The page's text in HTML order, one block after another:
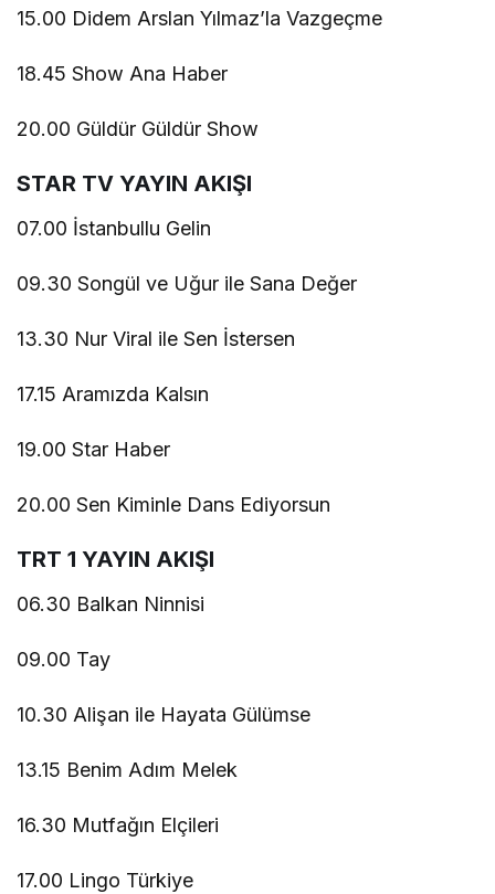
15.00 Didem Arslan Yılmaz’la Vazgeçme
18.45 Show Ana Haber
20.00 Güldür Güldür Show
STAR TV YAYIN AKIŞI
07.00 İstanbullu Gelin
09.30 Songül ve Uğur ile Sana Değer
13.30 Nur Viral ile Sen İstersen
17.15 Aramızda Kalsın
19.00 Star Haber
20.00 Sen Kiminle Dans Ediyorsun
TRT 1 YAYIN AKIŞI
06.30 Balkan Ninnisi
09.00 Tay
10.30 Alişan ile Hayata Gülümse
13.15 Benim Adım Melek
16.30 Mutfağın Elçileri
17.00 Lingo Türkiye